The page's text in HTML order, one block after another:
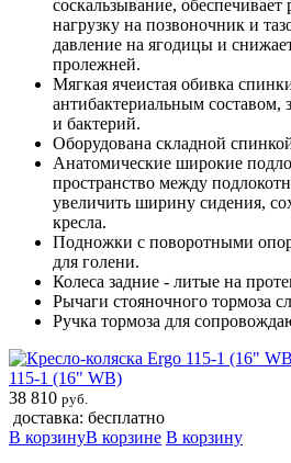
соскальзывание,
нагрузку на позвоночник и
давление на ягодицы и
пролежней.
Мягкая ячеистая обивка
антибактериальным
и бактерий.
Оборудована складной
Анатомические широкие
пространство между
увеличить ширину сидения,
кресла.
Подножки с поворотными
для голени.
Колеса задние - литые на
Рычаги стояночного тормоза
Ручка тормоза для
115-1 (16" WB)
38 810 руб.
доставка: бесплатно
В корзинуВ корзине В корзину